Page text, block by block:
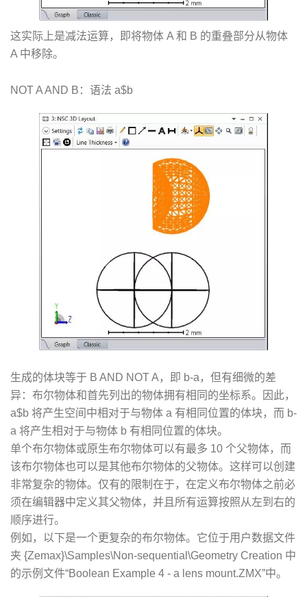
这实际上是减法运算，即将物体 A 和 B 的重叠部分从物体
A 中移除。
NOT A AND B：语法 a$b
生成的体块等于 B AND NOT A，即 b-a，但有细微的差
异：布尔物体和首先列出的物体拥有相同的坐标系。因此，
a$b 将产生空间中相对于与物体 a 有相同位置的体块，而 b-
a 将产生相对于与物体 b 有相同位置的体块。
单个布尔物体或原生布尔物体可以有最多 10 个父物体，而
该布尔物体也可以是其他布尔物体的父物体。这样可以创建
非常复杂的物体。仅有的限制在于，在定义布尔物体之前必
须在编辑器中定义其父物体，并且所有运算按照从左到右的
顺序进行。
例如，以下是一个更复杂的布尔物体。它位于用户数据文件
夹 {Zemax}\Samples\Non-sequential\Geometry Creation 中
的示例文件“Boolean Example 4 - a lens mount.ZMX”中。